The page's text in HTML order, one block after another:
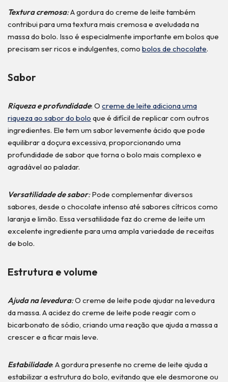
Textura cremosa:A gordura do creme de leite também
contribui para uma textura mais cremosa e aveludada na
massa do bolo. Isso é especialmente importante em bolos que
precisam ser ricos e indulgentes, como bolos de chocolate.
Sabor
Riqueza e profundidade: O creme de leite adiciona uma
riqueza ao sabor do bolo que é difícil de replicar com outros
ingredientes. Ele tem um sabor levemente ácido que pode
equilibrar a doçura excessiva, proporcionando uma
profundidade de sabor que torna o bolo mais complexo e
agradável ao paladar.
Versatilidade de sabor:Pode complementar diversos
sabores, desde o chocolate intenso até sabores cítricos como
laranja e limão. Essa versatilidade faz do creme de leite um
excelente ingrediente para uma ampla variedade de receitas
de bolo.
Estrutura e volume
Ajuda na levedura:O creme de leite pode ajudar na levedura
da massa. A acidez do creme de leite pode reagir com o
bicarbonato de sódio, criando uma reação que ajuda a massa a
crescer e a ficar mais leve.
Estabilidade: A gordura presente no creme de leite ajuda a
estabilizar a estrutura do bolo, evitando que ele desmorone ou